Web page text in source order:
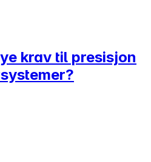
krav til presisjon